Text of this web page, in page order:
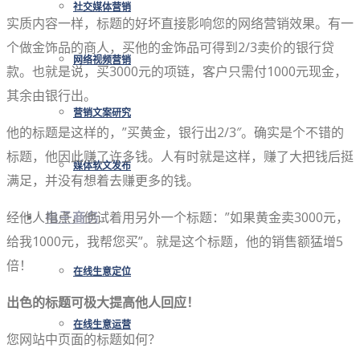
社交媒体营销
网络视频营销
营销文案研究
媒体软文发布
电子商务
在线生意定位
在线生意运营
实质内容一样，标题的好坏直接影响您的网络营销效果。有一
个做金饰品的商人，买他的金饰品可得到2/3卖价的银行贷
款。也就是说，买3000元的项链，客户只需付1000元现金，
其余由银行出。
他的标题是这样的，”买黄金，银行出2/3″。确实是个不错的
标题，他因此赚了许多钱。人有时就是这样，赚了大把钱后挺
满足，并没有想着去赚更多的钱。
经他人指点，他试着用另外一个标题：”如果黄金卖3000元，
给我1000元，我帮您买”。就是这个标题，他的销售额猛增5
倍！
出色的标题可极大提高他人回应！
您网站中页面的标题如何？